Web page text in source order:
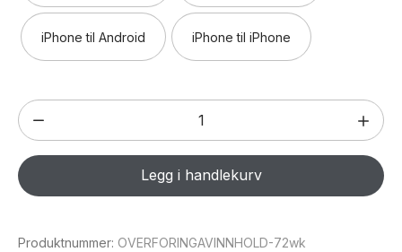
iPhone til Android iPhone til iPhone
Overføring
av
innhold
antall
Legg i handlekurv
Produktnummer: OVERFORINGAVINNHOLD-72wk